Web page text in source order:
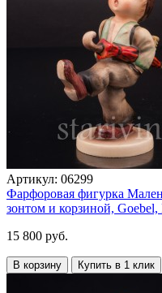
Артикул: 06299
Фарфоровая фигурка
зонтом и корзиной, Goebel,
15 800 руб.
В корзину Купить в 1 клик